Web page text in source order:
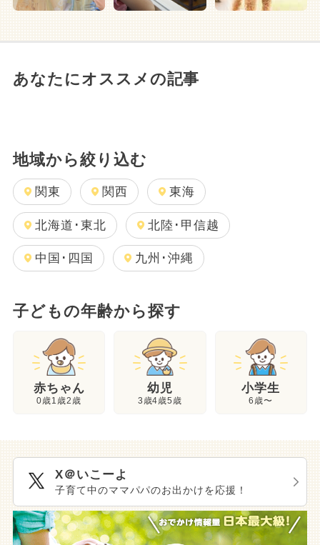
あなたにオススメの記事
地域から絞り込む
関東 関西 東海
北海道･東北 北陸･甲信越
中国･四国 九州･沖縄
子どもの年齢から探す
赤ちゃん
0歳1歳2歳
幼児
3歳4歳5歳
小学生
6歳〜
X＠いこーよ
子育て中のママパパのお出かけを応援！